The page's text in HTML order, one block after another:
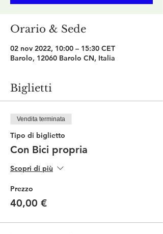
Orario & Sede
02 nov 2022, 10:00 – 15:30 CET
Barolo, 12060 Barolo CN, Italia
Biglietti
Vendita terminata
Tipo di biglietto
Con Bici propria
Scopri di più
Prezzo
40,00 €